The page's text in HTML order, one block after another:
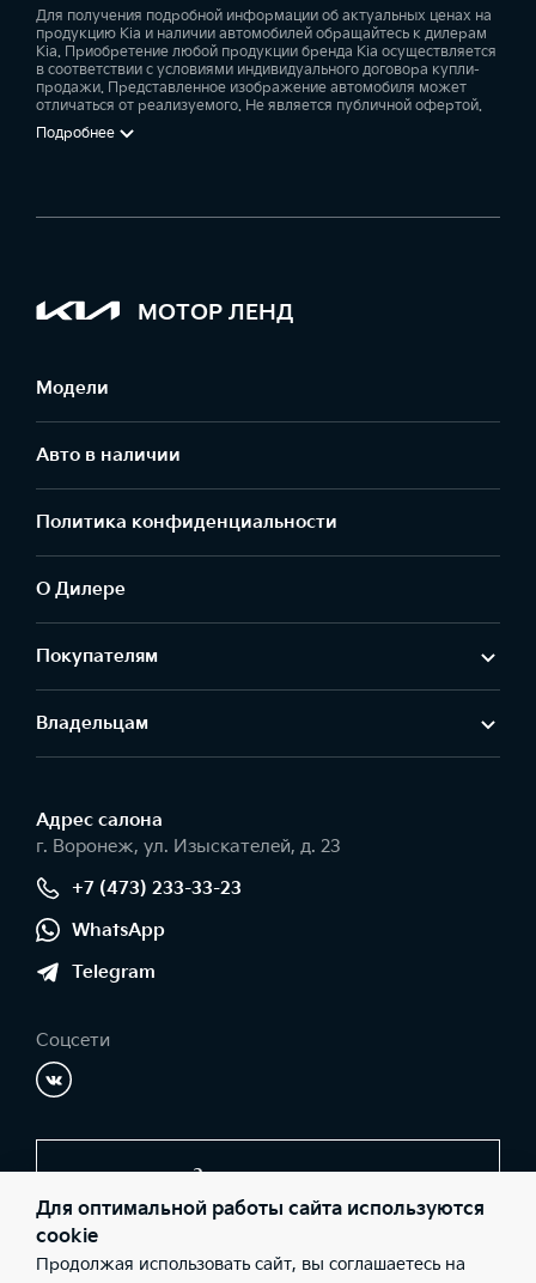
Для получения подробной информации об актуальных ценах на
продукцию Kia и наличии автомобилей обращайтесь к дилерам
Kia. Приобретение любой продукции бренда Kia осуществляется
в соответствии с условиями индивидуального договора купли-
продажи. Представленное изображение автомобиля может
отличаться от реализуемого. Не является публичной офертой.
Подробнее
МОТОР ЛЕНД
Модели
Авто в наличии
Политика конфиденциальности
О Дилере
Покупателям
Владельцам
Адрес салонa
г. Воронеж, ул. Изыскателей, д. 23
+7 (473) 233-33-23
WhatsApp
Telegram
Соцсети
Заказать звонок
© 2026 Юридические лица ООО "СОКРАТ СПБ" (Фактический
Для оптимальной работы сайта используются
cookie
Продолжая использовать сайт, вы соглашаетесь на